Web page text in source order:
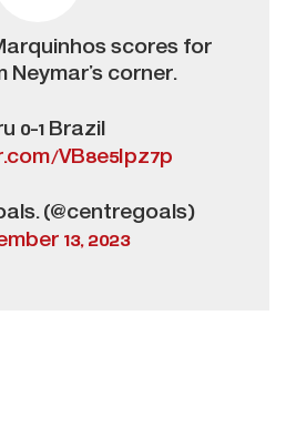
scores for
Neymar’s corner.
0-1 Brazil
VB8e5Ipz7p
(@centregoals)
13, 2023